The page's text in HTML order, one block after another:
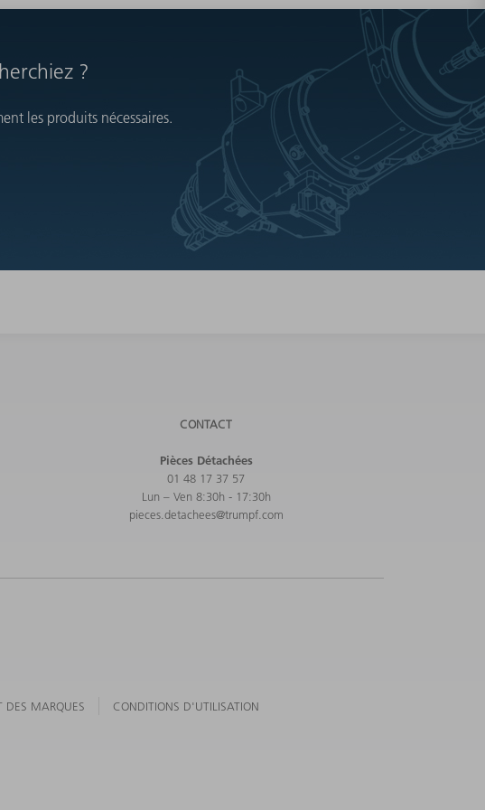
?
les produits nécessaires.
CONTACT
Pièces Détachées
01 48 17 37 57
Lun – Ven 8:30h - 17:30h
pieces.detachees@trumpf.com
DES MARQUES CONDITIONS D'UTILISATION